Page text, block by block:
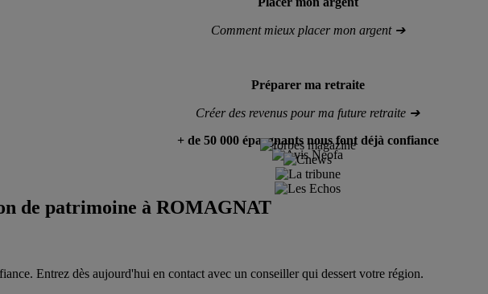
Comment mieux placer mon argent ➔
Préparer ma retraite
Créer des revenus pour ma future retraite ➔
+ de 50 000 épargnants nous font déjà confiance
de patrimoine àROMAGNAT
Entrez dès aujourd'hui en contact avec un conseiller qui dessert votre région.